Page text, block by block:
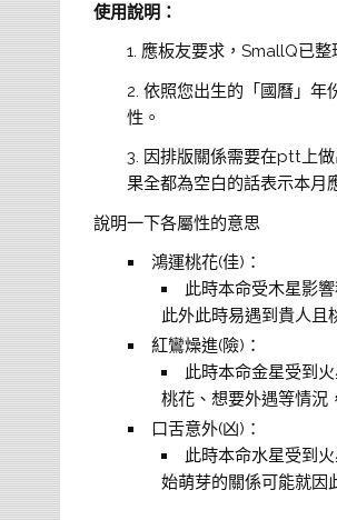
使用說明：
1. 應板友要求，SmallQ已
2. 依照您出生的「國曆」
性。
3. 因排版關係需要在ptt上
果全都為空白的話表示本月
說明一下各屬性的意思
鴻運桃花(佳)：
此時本命受木星影
此外此時易遇到貴人且
紅鸞燥進(險)：
此時本命金星受到
桃花、想要外遇等情況
口舌意外(凶)：
此時本命水星受到
始萌芽的關係可能就因